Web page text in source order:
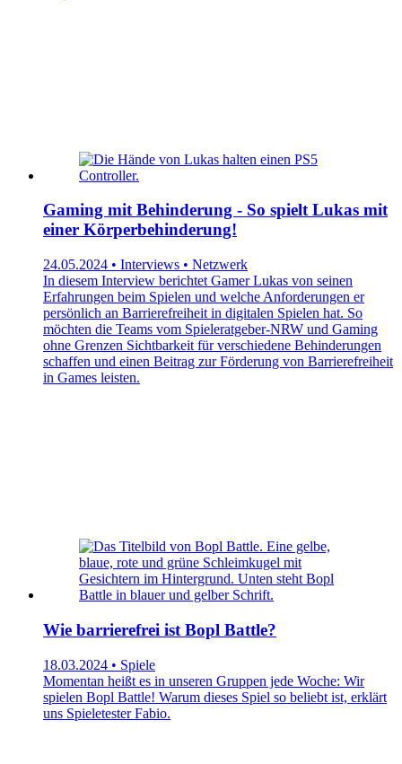
Gaming mit Behinderung - So spielt Lukas mit
einer Körperbehinderung!
24.05.2024 • Interviews • Netzwerk
In diesem Interview berichtet Gamer Lukas von seinen
Erfahrungen beim Spielen und welche Anforderungen er
persönlich an Barrierefreiheit in digitalen Spielen hat. So
möchten die Teams vom Spieleratgeber-NRW und Gaming
ohne Grenzen Sichtbarkeit für verschiedene Behinderungen
schaffen und einen Beitrag zur Förderung von Barrierefreiheit
in Games leisten.
Wie barrierefrei ist Bopl Battle?
18.03.2024 • Spiele
Momentan heißt es in unseren Gruppen jede Woche: Wir
spielen Bopl Battle! Warum dieses Spiel so beliebt ist, erklärt
uns Spieletester Fabio.